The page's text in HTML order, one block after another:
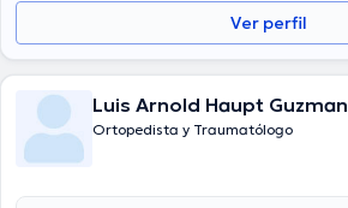
Ver perfil
Luis Arnold Haupt Guzman
Ortopedista y Traumatólogo